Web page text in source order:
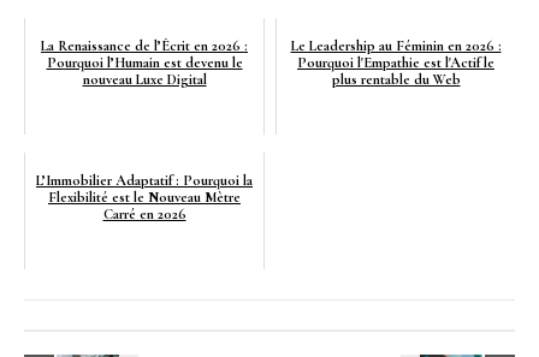
La Renaissance de l’Écrit en 2026 :
Pourquoi l’Humain est devenu le
nouveau Luxe Digital
Le Leadership au Féminin en 2026 :
Pourquoi l'Empathie est l'Actif le
plus rentable du Web
L’Immobilier Adaptatif : Pourquoi la
Flexibilité est le Nouveau Mètre
Carré en 2026